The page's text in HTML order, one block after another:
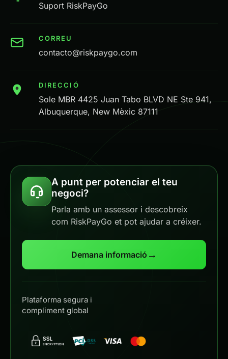
Suport RiskPayGo
CORREU
contacto@riskpaygo.com
DIRECCIÓ
Sole MBR 4425 Juan Tabo BLVD NE Ste 941,
Albuquerque, New Mèxic 87111
A punt per potenciar el teu
negoci?
Parla amb un assessor i descobreix
com RiskPayGo et pot ajudar a créixer.
Demana informació →
Plataforma segura i
compliment global